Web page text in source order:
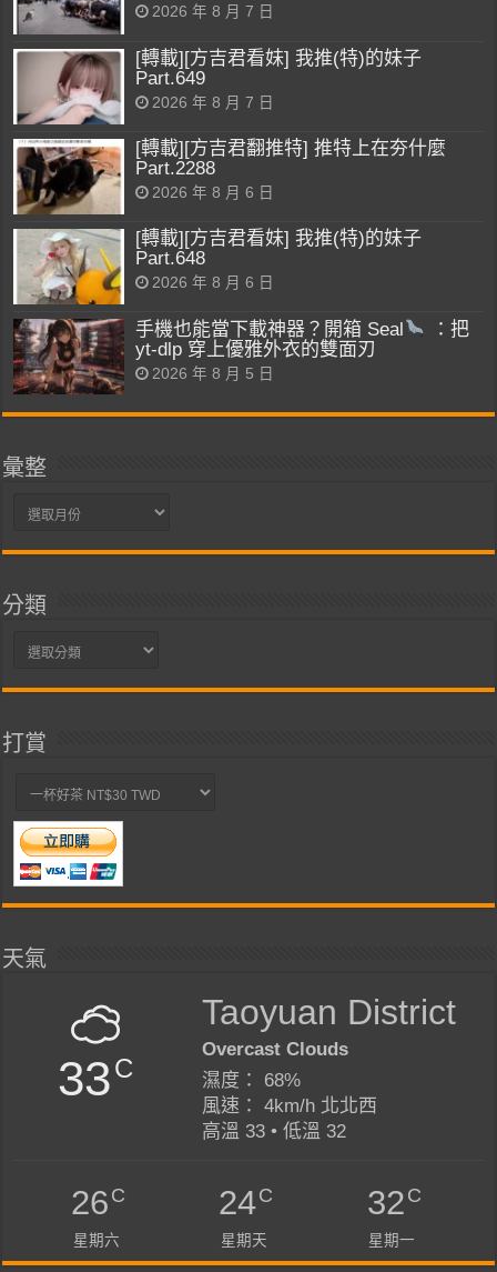
2026 年 8 月 7 日
[轉載][方吉君看妹] 我推(特)的妹子
Part.649
2026 年 8 月 7 日
[轉載][方吉君翻推特] 推特上在夯什麼
Part.2288
2026 年 8 月 6 日
[轉載][方吉君看妹] 我推(特)的妹子
Part.648
2026 年 8 月 6 日
手機也能當下載神器？開箱 Seal
：把
yt-dlp 穿上優雅外衣的雙面刃
2026 年 8 月 5 日
彙整
彙
分類
分
打賞
天氣
33C
Taoyuan District
Overcast Clouds
濕度： 68%
風速： 4km/h 北北西
高溫 33 • 低溫 32
26C
星期六
24C
星期天
32C
星期一